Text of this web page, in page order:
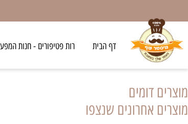
דף הבית רות פטיפורים - חנות המפעל
דומים
אחרונים שנצפו